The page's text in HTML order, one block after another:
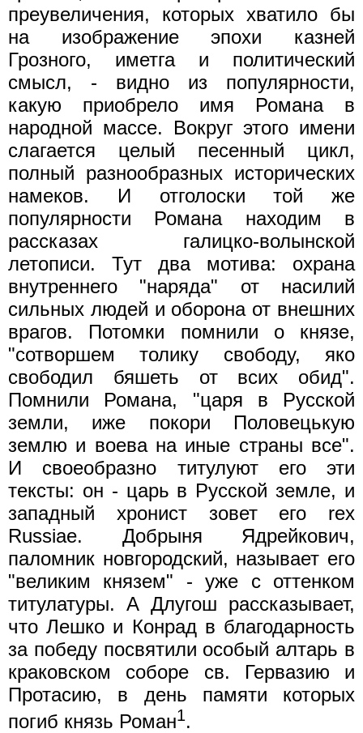
преувеличения, которых хватило бы
на изображение эпохи казней
Грозного, иметга и политический
смысл, - видно из популярности,
какую приобрело имя Романа в
народной массе. Вокруг этого имени
слагается целый песенный цикл,
полный разнообразных исторических
намеков. И отголоски той же
популярности Романа находим в
рассказах галицко-волынской
летописи. Тут два мотива: охрана
внутреннего "наряда" от насилий
сильных людей и оборона от внешних
врагов. Потомки помнили о князе,
"сотворшем толику свободу, яко
свободил бяшеть от всих обид".
Помнили Романа, "царя в Русской
земли, иже покори Половецькую
землю и воева на иные страны все".
И своеобразно титулуют его эти
тексты: он - царь в Русской земле, и
западный хронист зовет его rex
Russiae. Добрыня Ядрейкович,
паломник новгородский, называет его
"великим князем" - уже с оттенком
титулатуры. А Длугош рассказывает,
что Лешко и Конрад в благодарность
за победу посвятили особый алтарь в
краковском соборе св. Гервазию и
Протасию, в день памяти которых
погиб князь Роман1.